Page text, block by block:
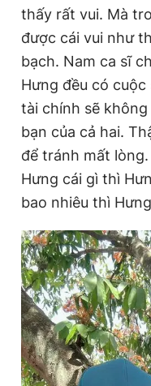
thấy rất vui. Mà
được cái vui như
bạch. Nam ca sĩ
Hưng đều có
tài chính sẽ
bạn của cả hai.
để tránh mất
Hưng cái gì thì
bao nhiêu thì